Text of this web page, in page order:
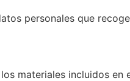
personales que
materiales incluidos